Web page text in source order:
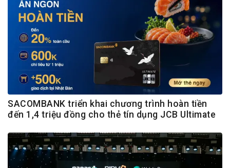
SACOMBANK triển khai chương trình hoàn tiền
đến 1,4 triệu đồng cho thẻ tín dụng JCB Ultimate